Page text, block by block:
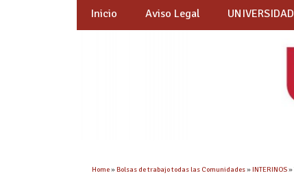
Inicio Aviso Legal UNIVERSIDAD
Home»Bolsas de trabajo todas las Comunidades»INTERINOS»